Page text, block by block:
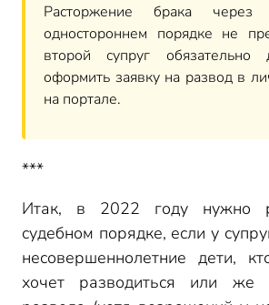
Расторжение брака через
одностороннем порядке не
второй супруг
оформить заявку на развод в
на портале.
***
Итак, в 2022 году нужно
судебном порядке, если у
несовершеннолетние дети,
хочет разводиться или же